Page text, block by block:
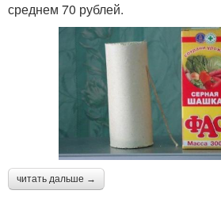
среднем 70 рублей.
читать дальше →